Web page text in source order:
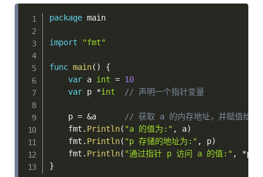
package main
import "fmt"
func main( )
{
var a int = 10
var p *int // 声明一个指针变量
    p
= &a
// 获取 a 的内存地址，并赋值给指
    fmt
. Println( "a 的值为:" , a)
    fmt
. Println( "p 存储的地址为:" , p)
    fmt
. Println( "通过指针 p 访问 a 的值:" , *p
}